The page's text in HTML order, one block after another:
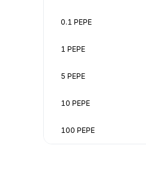
0.1 PEPE
1 PEPE
5 PEPE
10 PEPE
100 PEPE